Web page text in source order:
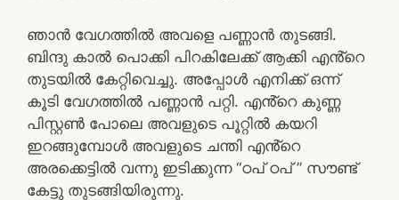
ഞാൻ വേഗത്തിൽ അവളെ പണ്ണാൻ തുടങ്ങി.
ബിന്ദു കാൽ പൊക്കി പിറകിലേക്ക് ആക്കി എൻ്റെ
തുടയിൽ കേറ്റിവെച്ചു. അപ്പോൾ എനിക്ക് ഒന്ന്
കൂടി വേഗത്തിൽ പണ്ണാൻ പറ്റി. എൻ്റെ കുണ്ണ
പിസ്റ്റൺ പോലെ അവളുടെ പൂറ്റിൽ കയറി
ഇറങ്ങുമ്പോൾ അവളുടെ ചന്തി എൻ്റെ
അരക്കെട്ടിൽ വന്നു ഇടിക്കുന്ന “ഠപ് ഠപ് ” സൗണ്ട്
കേട്ടു തുടങ്ങിയിരുന്നു.